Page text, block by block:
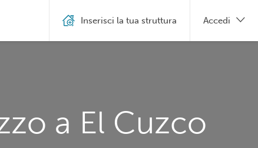
a El Cuzco
Inserisci la tua struttura Accedi